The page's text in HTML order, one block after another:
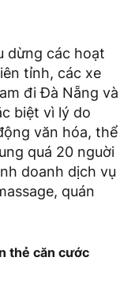
dừng các hoạt
tỉnh, các xe
đi Đà Nẵng và
biệt vì lý do
văn hóa, thể
quá 20 nguời
doanh dịch vụ
quán
thẻ căn cước